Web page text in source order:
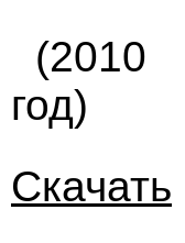
(2010
год)
Скачать